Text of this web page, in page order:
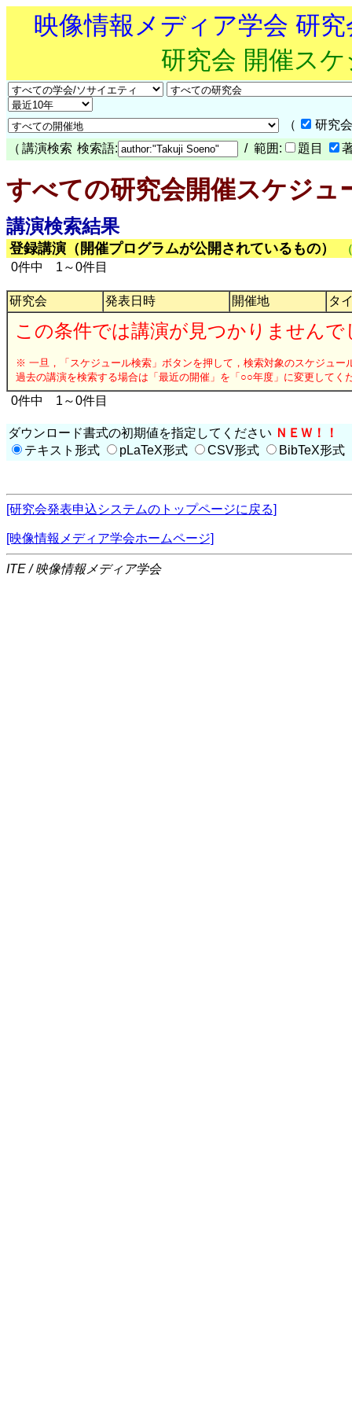
映像情報メディア学会 研
研究会 開催ス
（
研究
（ 講演検索 検索語: / 範囲: 題目
すべての研究会開催スケジュ
講演検索結果
登録講演（開催プログラムが公開されているもの）
0件中 1～0件目
研究会 発表日時 開催地 タ
この条件では講演が見つかりませんで
※ 一旦，「スケジュール検索」ボタンを押して，検索対象のスケジュー
過去の講演を検索する場合は「最近の開催」を「○○年度」に変更してく
0件中 1～0件目
ダウンロード書式の初期値を指定してください ＮＥＷ！！
テキスト形式
pLaTeX形式 CSV形式 BibTeX形式
[研究会発表申込システムのトップページに戻る]
[映像情報メディア学会ホームページ]
ITE / 映像情報メディア学会